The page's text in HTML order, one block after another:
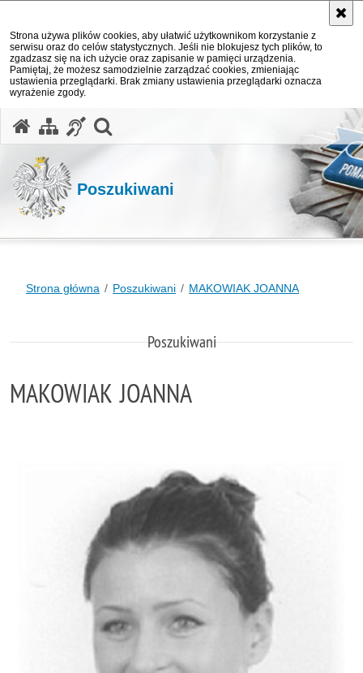
Strona używa plików cookies, aby ułatwić użytkownikom korzystanie z
serwisu oraz do celów statystycznych. Jeśli nie blokujesz tych plików, to
zgadzasz się na ich użycie oraz zapisanie w pamięci urządzenia.
Pamiętaj, że możesz samodzielnie zarządzać cookies, zmieniając
ustawienia przeglądarki. Brak zmiany ustawienia przeglądarki oznacza
wyrażenie zgody.
Poszukiwani
Strona główna Poszukiwani MAKOWIAK JOANNA
Poszukiwani
MAKOWIAK JOANNA